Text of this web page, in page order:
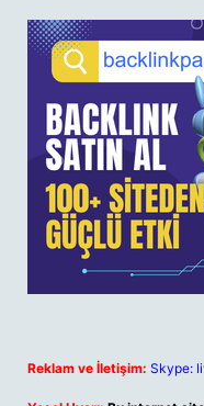
Reklam ve İletişim: Skype: